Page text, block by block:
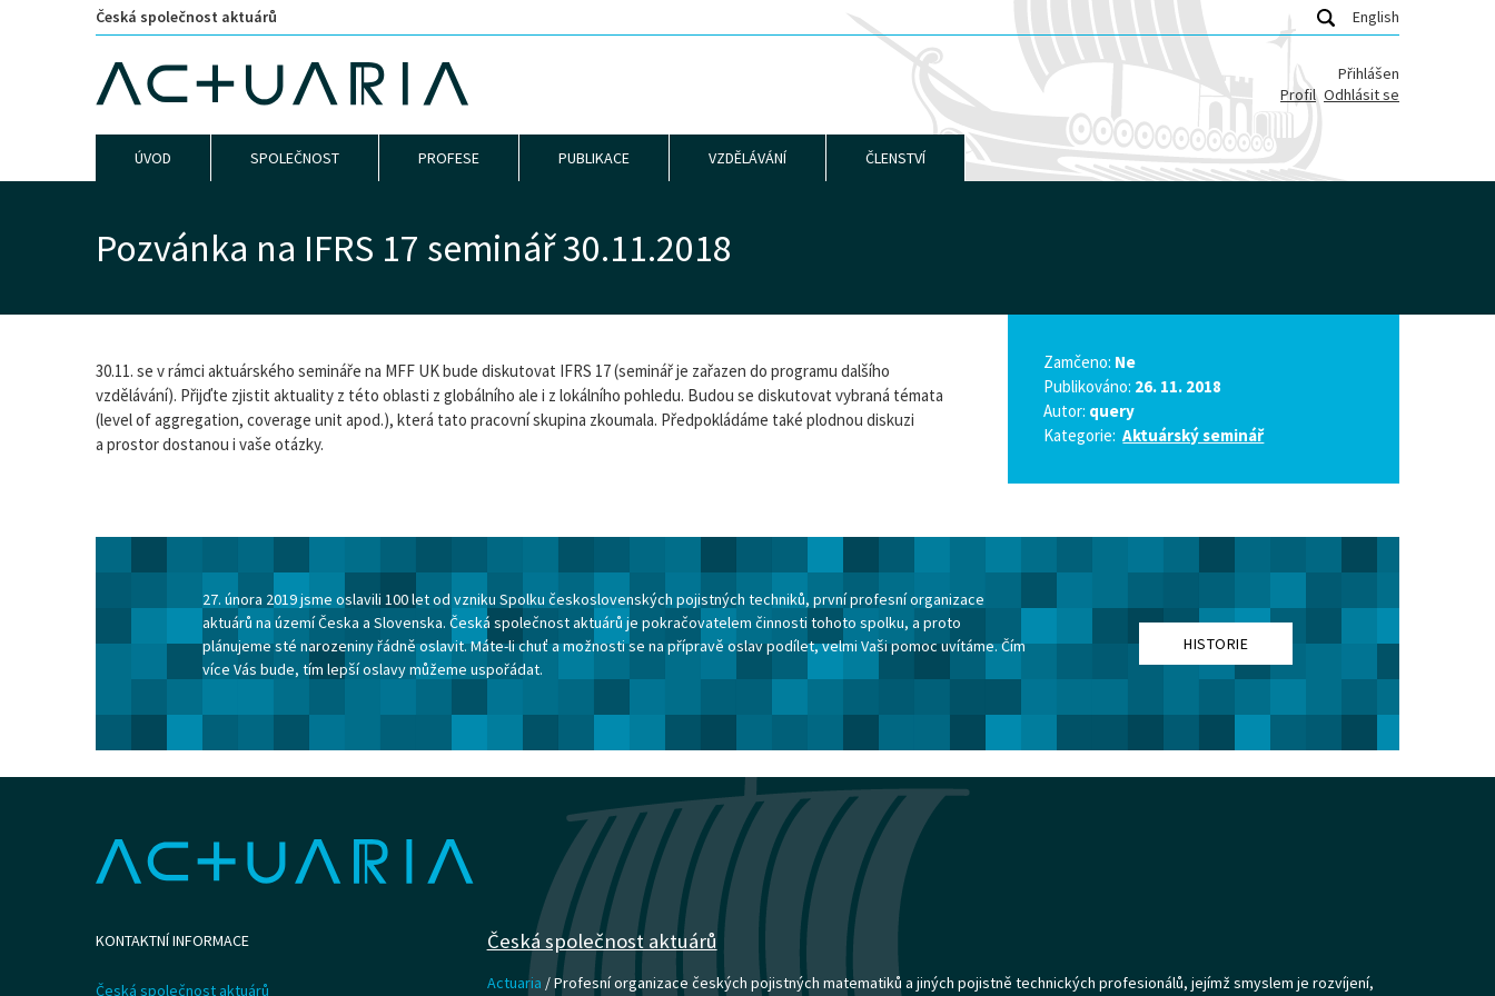
Česká společnost aktuárů English
Přihlášen
Profil Odhlásit se
ÚVOD SPOLEČNOST PROFESE PUBLIKACE VZDĚLÁVÁNÍ ČLENSTVÍ
Pozvánka na IFRS 17 seminář 30.11.2018
30.11. se v rámci aktuárského semináře na MFF UK bude diskutovat IFRS 17 (seminář je zařazen do programu dalšího
vzdělávání). Přijďte zjistit aktuality z této oblasti z globálního ale i z lokálního pohledu. Budou se diskutovat vybraná témata
(level of aggregation, coverage unit apod.), která tato pracovní skupina zkoumala. Předpokládáme také plodnou diskuzi
a prostor dostanou i vaše otázky.
Zamčeno: Ne
Publikováno: 26. 11. 2018
Autor: query
Kategorie:Aktuárský seminář
27. února 2019 jsme oslavili 100 let od vzniku Spolku československých pojistných techniků, první profesní organizace
aktuárů na území Česka a Slovenska. Česká společnost aktuárů je pokračovatelem činnosti tohoto spolku, a proto
plánujeme sté narozeniny řádně oslavit. Máte-li chuť a možnosti se na přípravě oslav podílet, velmi Vaši pomoc uvítáme. Čím
více Vás bude, tím lepší oslavy můžeme uspořádat.
HISTORIE
KONTAKTNÍ INFORMACE
Česká společnost aktuárů
Česká společnost aktuárů
Actuaria / Profesní organizace českých pojistných matematiků a jiných pojistně technických profesionálů, jejímž smyslem je rozvíjení,